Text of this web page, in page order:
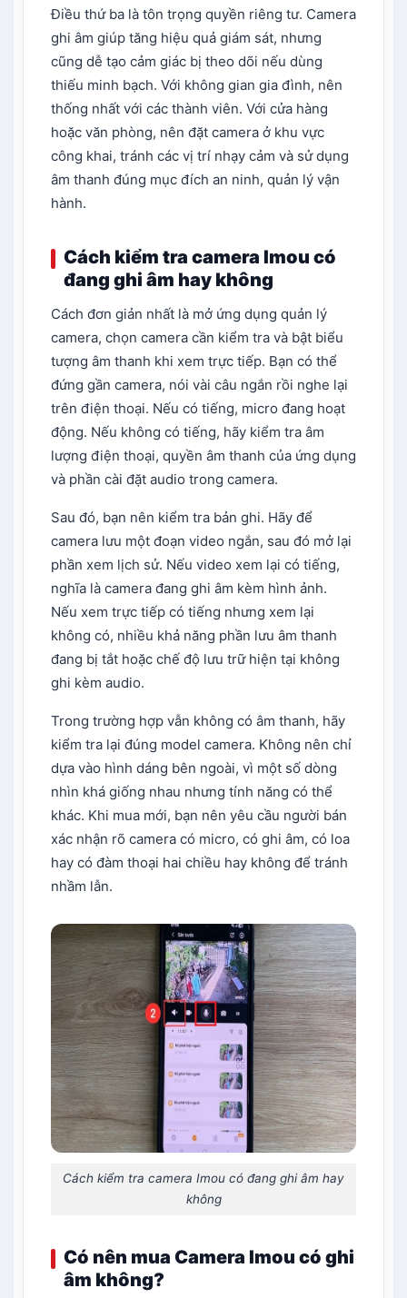
Điều thứ ba là tôn trọng quyền riêng tư. Camera
ghi âm giúp tăng hiệu quả giám sát, nhưng
cũng dễ tạo cảm giác bị theo dõi nếu dùng
thiếu minh bạch. Với không gian gia đình, nên
thống nhất với các thành viên. Với cửa hàng
hoặc văn phòng, nên đặt camera ở khu vực
công khai, tránh các vị trí nhạy cảm và sử dụng
âm thanh đúng mục đích an ninh, quản lý vận
hành.
Cách kiểm tra camera Imou có
đang ghi âm hay không
Cách đơn giản nhất là mở ứng dụng quản lý
camera, chọn camera cần kiểm tra và bật biểu
tượng âm thanh khi xem trực tiếp. Bạn có thể
đứng gần camera, nói vài câu ngắn rồi nghe lại
trên điện thoại. Nếu có tiếng, micro đang hoạt
động. Nếu không có tiếng, hãy kiểm tra âm
lượng điện thoại, quyền âm thanh của ứng dụng
và phần cài đặt audio trong camera.
Sau đó, bạn nên kiểm tra bản ghi. Hãy để
camera lưu một đoạn video ngắn, sau đó mở lại
phần xem lịch sử. Nếu video xem lại có tiếng,
nghĩa là camera đang ghi âm kèm hình ảnh.
Nếu xem trực tiếp có tiếng nhưng xem lại
không có, nhiều khả năng phần lưu âm thanh
đang bị tắt hoặc chế độ lưu trữ hiện tại không
ghi kèm audio.
Trong trường hợp vẫn không có âm thanh, hãy
kiểm tra lại đúng model camera. Không nên chỉ
dựa vào hình dáng bên ngoài, vì một số dòng
nhìn khá giống nhau nhưng tính năng có thể
khác. Khi mua mới, bạn nên yêu cầu người bán
xác nhận rõ camera có micro, có ghi âm, có loa
hay có đàm thoại hai chiều hay không để tránh
nhầm lẫn.
Cách kiểm tra camera Imou có đang ghi âm hay
không
Có nên mua Camera Imou có ghi
âm không?